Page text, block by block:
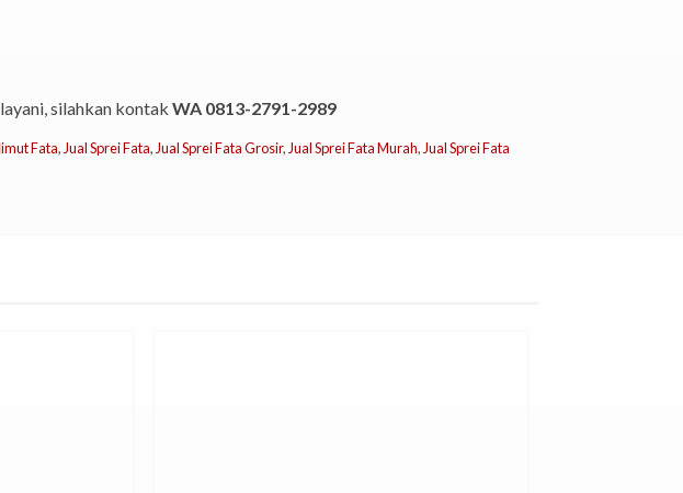
silahkan kontak WA 0813-2791-2989
Fata,Jual Sprei Fata,Jual Sprei Fata Grosir,Jual Sprei Fata Murah,Jual Sprei Fata